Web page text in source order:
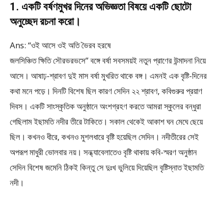
1. একটি বর্ষণমুখর দিনের অভিজ্ঞতা বিষয়ে একটি ছোটো
অনুচ্ছেদ রচনা করো।
Ans: “ওই আসে ওই অতি ভৈরব হরষে
জলসিঞ্চিত ক্ষিতি সৌরভরভসে” বঙ্গে বর্ষা সবসময়ই নতুন প্রাণের উন্মাদনা নিয়ে
আসে। আষাঢ়-শ্রাবণ দুই মাস বর্ষা মুখরিত থাকে বঙ্গ। এমনই এক বৃষ্টি-দিনের
কথা মনে পড়ে। দিনটি বিশেষ ছিল কারণ সেদিন ২২ শ্রাবণ, কবিগুরুর প্রয়াণ
দিবস। একটি সাংস্কৃতিক অনুষ্ঠানে অংশগ্রহণ করতে আমরা স্কুলের বন্ধুরা
গেছিলাম ইছামতি নদীর তীরে টাকিতে। সকাল থেকেই আকাশ ঘন মেঘে ছেয়ে
ছিল। কখনও ধীরে, কখনও মুশলধারে বৃষ্টি হয়েছিল সেদিন। নদীতীরের সেই
অপরূপ মাধুরী ভোলবার নয়। সন্ধ্যাবেলাতেও বৃষ্টি থাকায় কবি-স্মরণ অনুষ্ঠান
সেদিন বিশেষ জমেনি ঠিকই কিন্তু সে দুঃখ ভুলিয়ে দিয়েছিল বৃষ্টিস্নাত ইছামতি
নদী।